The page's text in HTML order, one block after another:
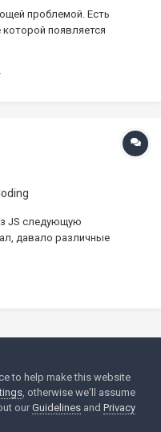
проблемой. Есть
появляется
хорошо. Но в фф
складываются
JS следующую
давало различные
высоту экрана или
браузеров. UPD. Вот
Policy
by Invision Community
to help make this website
, otherwise we'll assume
ourGuidelines and Privacy